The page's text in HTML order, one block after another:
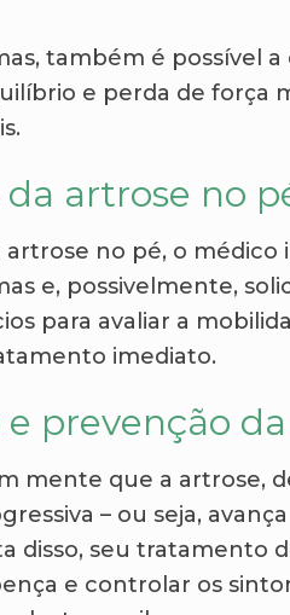
também é possível
e perda de força
artrose no
artrose no pé, o
e, possivelmente,
para avaliar a
imediato.
prevenção
mente que a artrose,
– ou seja,
disso, seu tratamento
e controlar os